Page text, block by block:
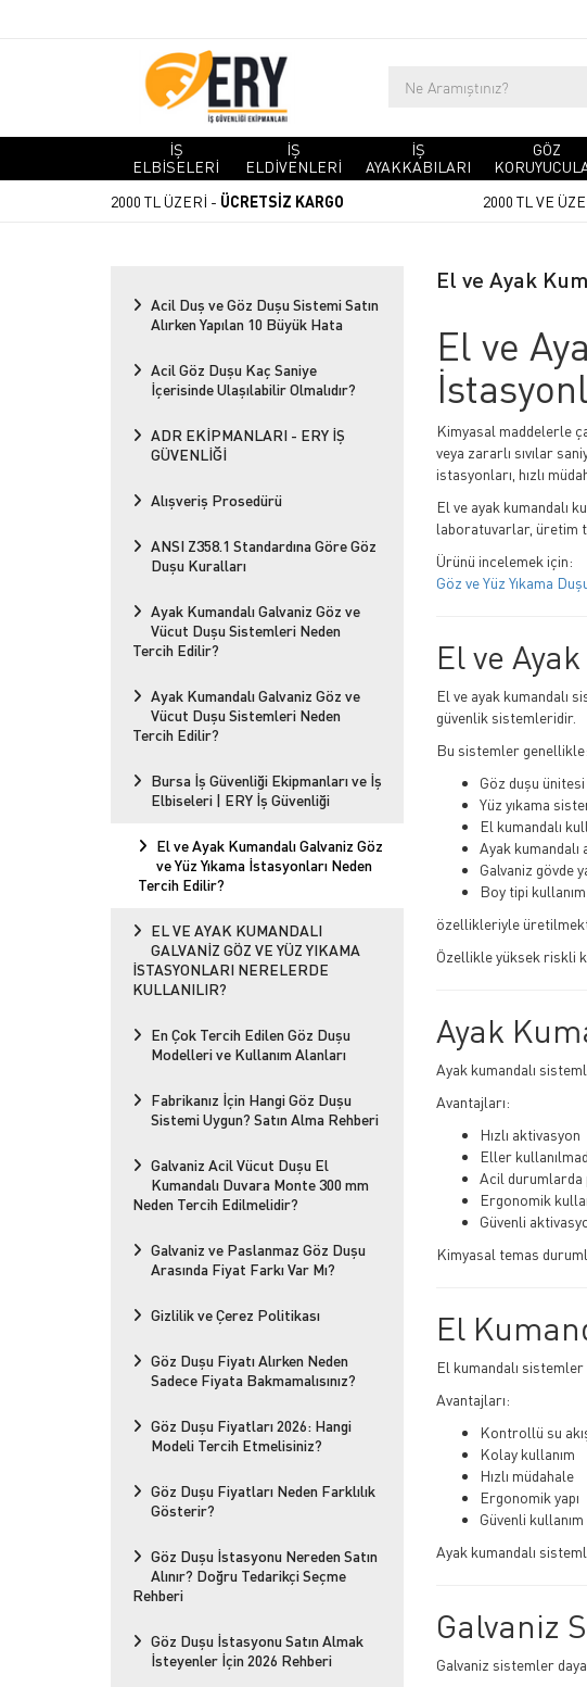
İŞ
ELBİSELERİ
İŞ
ELDİVENLERİ
İŞ
AYAKKABILARI
GÖZ
2000 TL ÜZERİ - ÜCRETSİZ KARGO 2000 TL VE
Acil Duş ve Göz Duşu Sistemi Satın
Alırken Yapılan 10 Büyük Hata
Acil Göz Duşu Kaç Saniye
İçerisinde Ulaşılabilir Olmalıdır?
ADR EKİPMANLARI - ERY İŞ
GÜVENLİĞİ
Alışveriş Prosedürü
ANSI Z358.1 Standardına Göre Göz
Duşu Kuralları
Ayak Kumandalı Galvaniz Göz ve
Vücut Duşu Sistemleri Neden
Tercih Edilir?
Ayak Kumandalı Galvaniz Göz ve
Vücut Duşu Sistemleri Neden
Tercih Edilir?
Bursa İş Güvenliği Ekipmanları ve İş
Elbiseleri | ERY İş Güvenliği
El ve Ayak Kumandalı Galvaniz Göz
ve Yüz Yıkama İstasyonları Neden
Tercih Edilir?
EL VE AYAK KUMANDALI
GALVANİZ GÖZ VE YÜZ YIKAMA
İSTASYONLARI NERELERDE
KULLANILIR?
En Çok Tercih Edilen Göz Duşu
Modelleri ve Kullanım Alanları
Fabrikanız İçin Hangi Göz Duşu
Sistemi Uygun? Satın Alma Rehberi
Galvaniz Acil Vücut Duşu El
Kumandalı Duvara Monte 300 mm
Neden Tercih Edilmelidir?
Galvaniz ve Paslanmaz Göz Duşu
Arasında Fiyat Farkı Var Mı?
Gizlilik ve Çerez Politikası
Göz Duşu Fiyatı Alırken Neden
Sadece Fiyata Bakmamalısınız?
Göz Duşu Fiyatları 2026: Hangi
Modeli Tercih Etmelisiniz?
Göz Duşu Fiyatları Neden Farklılık
Gösterir?
Göz Duşu İstasyonu Nereden Satın
Alınır? Doğru Tedarikçi Seçme
Rehberi
Göz Duşu İstasyonu Satın Almak
İsteyenler İçin 2026 Rehberi
El ve Ayak
El ve
Kimyasal maddelerle
veya zararlı sıvılar
istasyonları, hızlı
El ve ayak kumandalı
laboratuvarlar, üretim
Ürünü incelemek için:
Göz ve Yüz Yıkama
El ve
El ve ayak kumandalı
güvenlik sistemleridir.
Bu sistemler genellikle:
Göz duşu ünitesi
Yüz yıkama
El kumandalı
Ayak kumandalı
Galvaniz gövde
Boy tipi kullanım
özellikleriyle
Özellikle yüksek riskli
Ayak
Ayak kumandalı
Avantajları:
Hızlı aktivasyon
Eller
Acil durumlarda
Ergonomik
Güvenli
Kimyasal temas
El
El kumandalı sistemler
Avantajları:
Kontrollü su
Kolay kullanım
Hızlı müdahale
Ergonomik yapı
Güvenli
Ayak kumandalı
Galvaniz
Galvaniz sistemler